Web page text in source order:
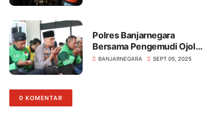
Polres Banjarnegara
Bersama Pengemudi Ojol
Gelar Doa Bersama
BANJARNEGARA SEPT 05, 2025
0 KOMENTAR